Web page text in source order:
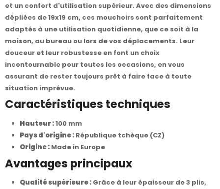
et un confort d'utilisation supérieur. Avec des dimensions
dépliées de 19x19 cm, ces mouchoirs sont parfaitement
adaptés à une utilisation quotidienne, que ce soit à la
maison, au bureau ou lors de vos déplacements. Leur
douceur et leur robustesse en font un choix
incontournable pour toutes les occasions, en vous
assurant de rester toujours prêt à faire face à toute
situation imprévue.
Caractéristiques techniques
Hauteur :100 mm
Pays d'origine : République tchèque (CZ)
Origine : Made in Europe
Avantages principaux
Qualité supérieure : Grâce à leur épaisseur de 3 plis,